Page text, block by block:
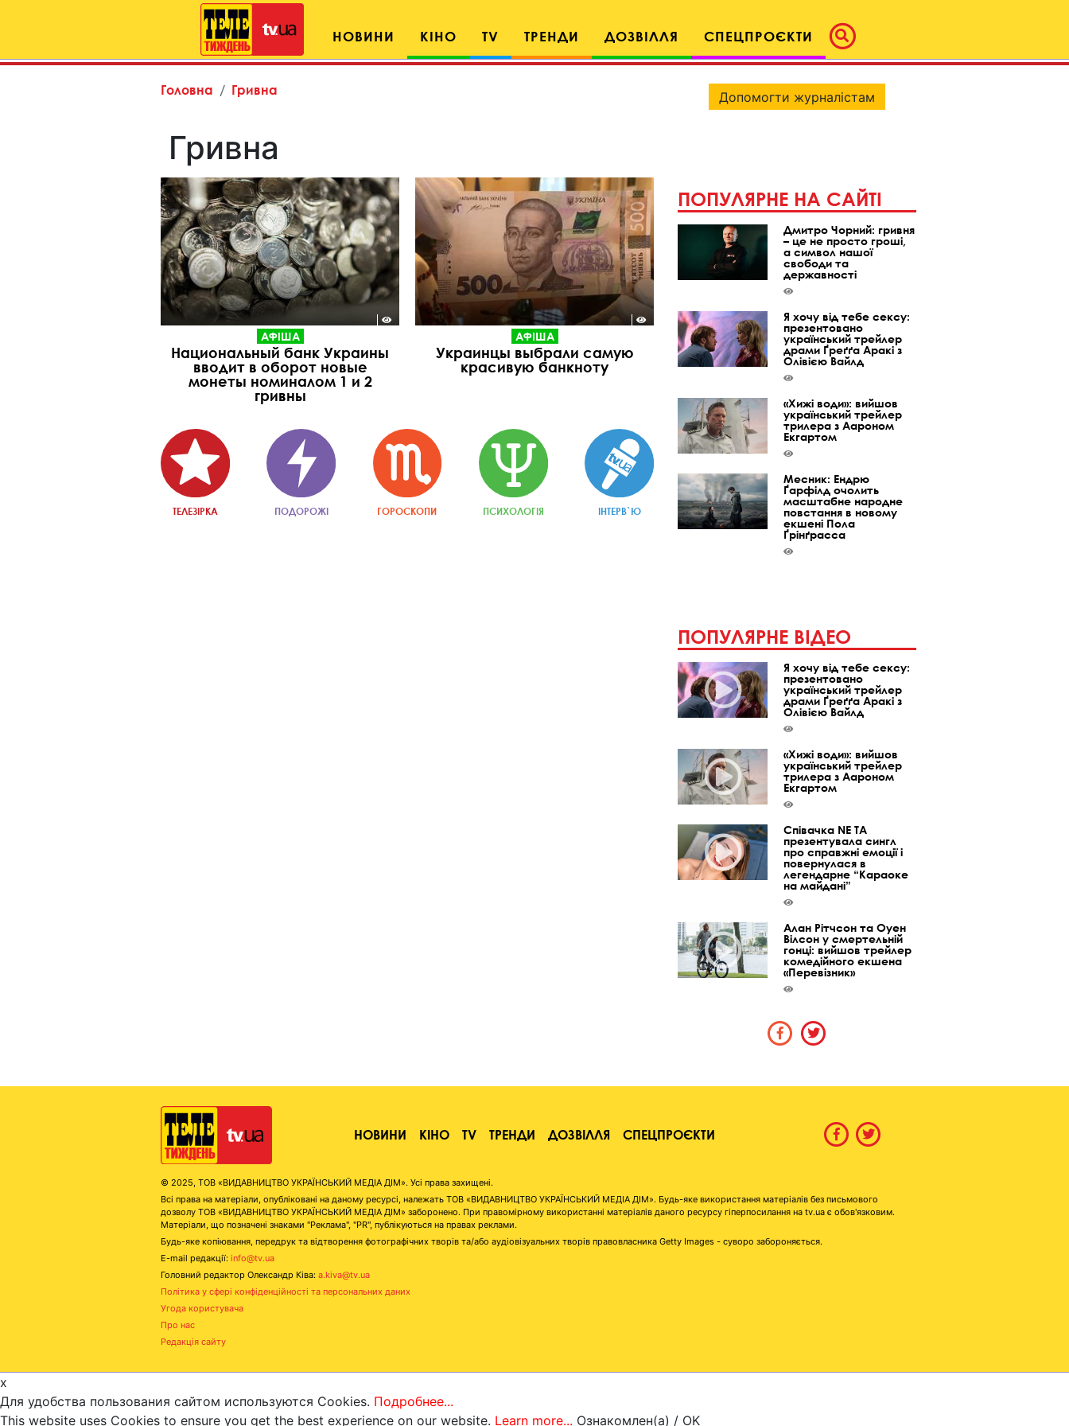
НОВИНИ КІНО TV ТРЕНДИ ДОЗВІЛЛЯ СПЕЦПРОЄКТИ
Головна Гривна
Гривна
АФІША
Национальный банк Украины
вводит в оборот новые
монеты номиналом 1 и 2
гривны
АФІША
Украинцы выбрали самую
красивую банкноту
ТЕЛЕЗІРКА ПОДОРОЖІ ГОРОСКОПИ ПСИХОЛОГІЯ ІНТЕРВ`Ю
Допомогти журналістам
ПОПУЛЯРНЕ НА САЙТІ
Дмитро Чорний: гривня
– це не просто гроші,
а символ нашої
свободи та
державності
Я хочу від тебе сексу:
презентовано
український трейлер
драми Ґреґґа Аракі з
Олівією Вайлд
«Хижі води»: вийшов
український трейлер
трилера з Аароном
Екгартом
Месник: Ендрю
Ґарфілд очолить
масштабне народне
повстання в новому
екшені Пола
Ґрінґрасса
ПОПУЛЯРНЕ ВІДЕО
Я хочу від тебе сексу:
презентовано
український трейлер
драми Ґреґґа Аракі з
Олівією Вайлд
«Хижі води»: вийшов
український трейлер
трилера з Аароном
Екгартом
Співачка NE TA
презентувала сингл
про справжні емоції і
повернулася в
легендарне “Караоке
на майдані”
Алан Рітчсон та Оуен
Вілсон у смертельній
гонці: вийшов трейлер
комедійного екшена
«Перевізник»
НОВИНИ КІНО TV ТРЕНДИ ДОЗВІЛЛЯ СПЕЦПРОЄКТИ
© 2025, ТОВ «ВИДАВНИЦТВО УКРАЇНСЬКИЙ МЕДІА ДІМ». Усі права захищені.
Всі права на матеріали, опубліковані на даному ресурсі, належать ТОВ «ВИДАВНИЦТВО УКРАЇНСЬКИЙ МЕДІА ДІМ». Будь-яке використання матеріалів без письмового
дозволу ТОВ «ВИДАВНИЦТВО УКРАЇНСЬКИЙ МЕДІА ДІМ» заборонено. При правомірному використанні матеріалів даного ресурсу гіперпосилання на tv.ua є обов'язковим.
Матеріали, що позначені знаками "Реклама", "PR", публікуються на правах реклами.
Будь-яке копіювання, передрук та відтворення фотографічних творів та/або аудіовізуальних творів правовласника Getty Images - суворо забороняється.
E-mail редакції: info@tv.ua
Головний редактор Олександр Ківа: a.kiva@tv.ua
Політика у сфері конфіденційності та персональних даних
Угода користувача
Про нас
Редакція сайту
x
Для удобства пользования сайтом используются Cookies. Подробнее...
This website uses Cookies to ensure you get the best experience on our website. Learn more... Ознакомлен(а) / OK